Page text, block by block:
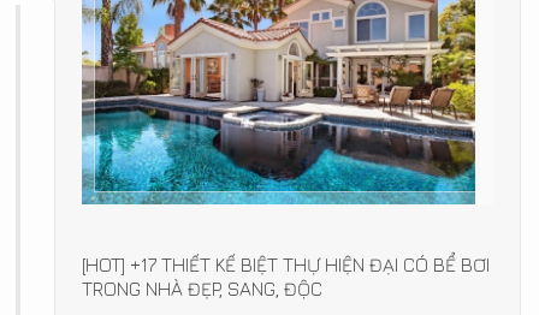
[HOT] +17 THIẾT KẾ BIỆT THỰ HIỆN ĐẠI CÓ BỂ BƠI
TRONG NHÀ ĐẸP, SANG, ĐỘC